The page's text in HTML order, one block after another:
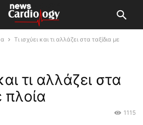
Τι ισχύει και τι αλλάζει στα ταξίδια με
τι αλλάζει στα
πλοία
1115